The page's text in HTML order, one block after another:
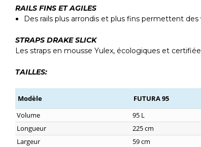
RAILS FINS ET AGILES
Des rails plus arrondis et plus fins permettent
STRAPS DRAKE SLICK
Les straps en mousse Yulex, écologiques et
TAILLES:
Modèle FUTURA 95
Volume
95 L
Longueur
225 cm
Largeur
59 cm